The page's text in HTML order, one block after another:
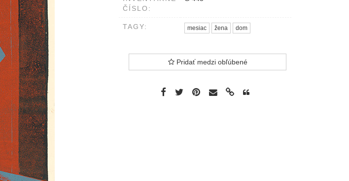
ČÍSLO:
TAGY: mesiac žena dom
Pridať medzi obľúbené